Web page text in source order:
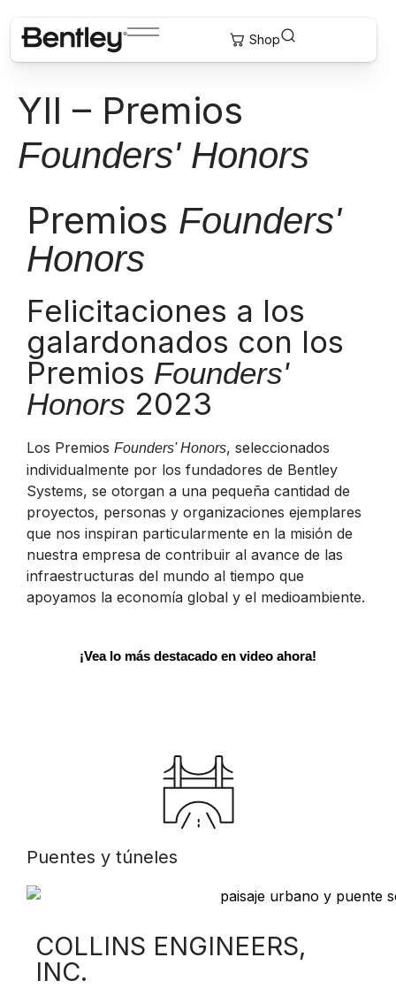
YII – Premios
Founders' Honors
Premios Founders'
Honors
Felicitaciones a los
galardonados con los
Premios Founders'
Honors 2023
Los Premios Founders' Honors, seleccionados
individualmente por los fundadores de Bentley
Systems, se otorgan a una pequeña cantidad de
proyectos, personas y organizaciones ejemplares
que nos inspiran particularmente en la misión de
nuestra empresa de contribuir al avance de las
infraestructuras del mundo al tiempo que
apoyamos la economía global y el medioambiente.
¡Vea lo más destacado en video ahora!
Puentes y túneles
COLLINS ENGINEERS,
INC.